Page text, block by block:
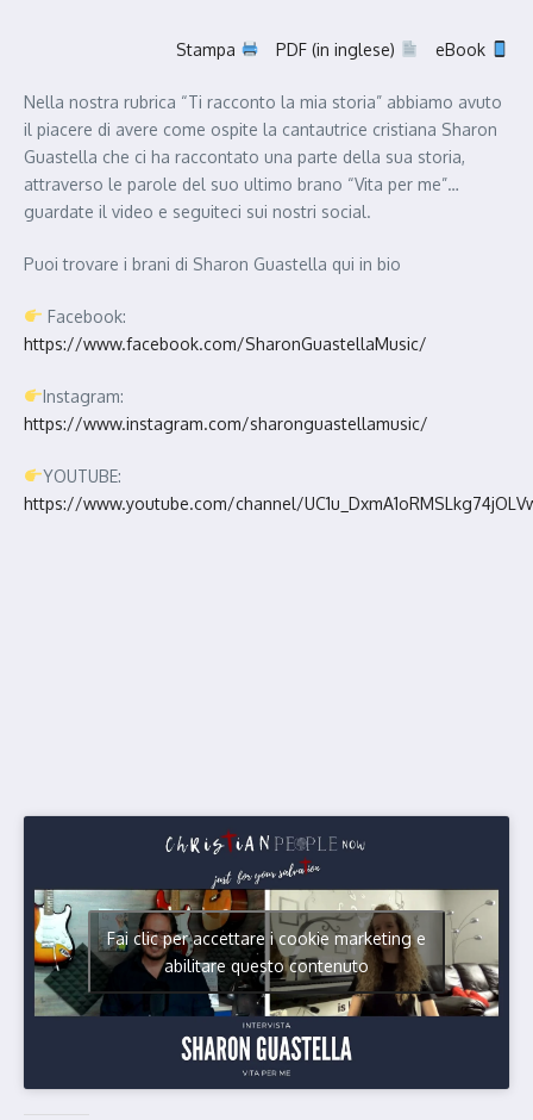
Stampa PDF (in inglese) eBook
Nella nostra rubrica “Ti racconto la mia storia” abbiamo avuto
il piacere di avere come ospite la cantautrice cristiana Sharon
Guastella che ci ha raccontato una parte della sua storia,
attraverso le parole del suo ultimo brano “Vita per me”…
guardate il video e seguiteci sui nostri social.
Puoi trovare i brani di Sharon Guastella qui in bio
Facebook:
https://www.facebook.com/SharonGuastellaMusic/
Instagram:
https://www.instagram.com/sharonguastellamusic/
YOUTUBE:
https://www.youtube.com/channel/
Fai clic per accettare i cookie marketing e
abilitare questo contenuto